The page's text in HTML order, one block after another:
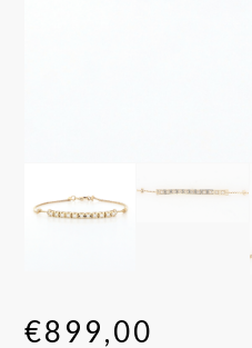
€899,00